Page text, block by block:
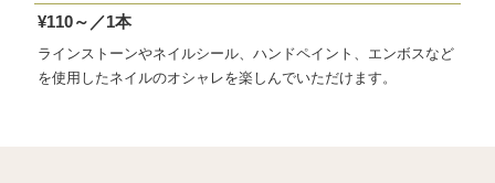
¥110～／1本
ラインストーンやネイルシール、ハンドペイント、エンボスなど
を使用したネイルのオシャレを楽しんでいただけます。